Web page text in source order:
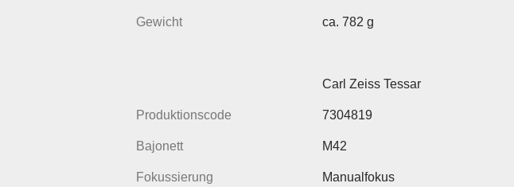
Gewicht ca. 782 g
Carl Zeiss Tessar
Produktionscode 7304819
Bajonett M42
Fokussierung Manualfokus